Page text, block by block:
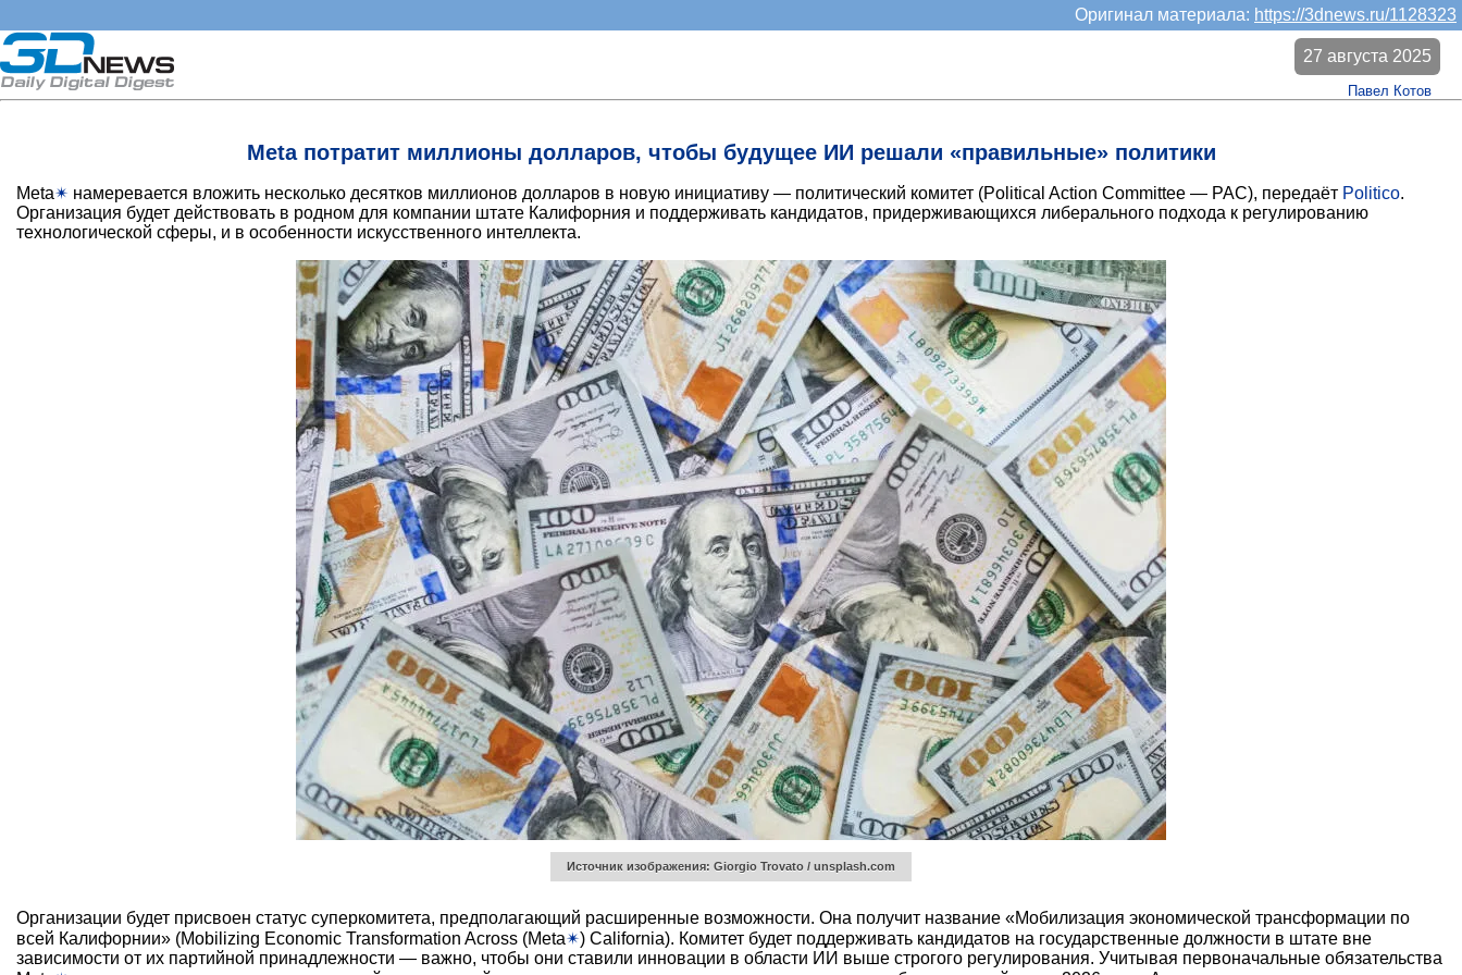
Оригинал материала: https://3dnews.ru/1128323
Meta потратит миллионы долларов, чтобы будущее ИИ решали «правильные» политики
27 августа 2025
Павел Котов
Meta✴ намеревается вложить несколько десятков миллионов долларов в новую инициативу — политический комитет (Political Action Committee — PAC), передаёт Politico.
Организация будет действовать в родном для компании штате Калифорния и поддерживать кандидатов, придерживающихся либерального подхода к регулированию
технологической сферы, и в особенности искусственного интеллекта.
Источник изображения: Giorgio Trovato / unsplash.com
Организации будет присвоен статус суперкомитета, предполагающий расширенные возможности. Она получит название «Мобилизация экономической трансформации по
всей Калифорнии» (Mobilizing Economic Transformation Across (Meta✴) California). Комитет будет поддерживать кандидатов на государственные должности в штате вне
зависимости от их партийной принадлежности — важно, чтобы они ставили инновации в области ИИ выше строгого регулирования. Учитывая первоначальные обязательства